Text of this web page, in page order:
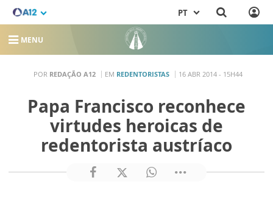
PT
MENU
POR REDAÇÃO A12 EM REDENTORISTAS 16 ABR 2014 - 15H44
Papa Francisco reconhece
virtudes heroicas de
redentorista austríaco